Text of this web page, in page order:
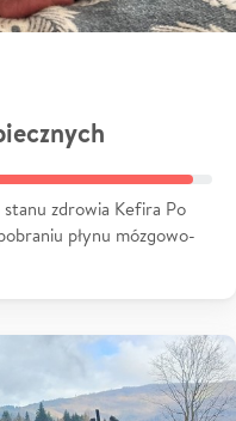
zdrowia Kefira Po
płynu mózgowo-